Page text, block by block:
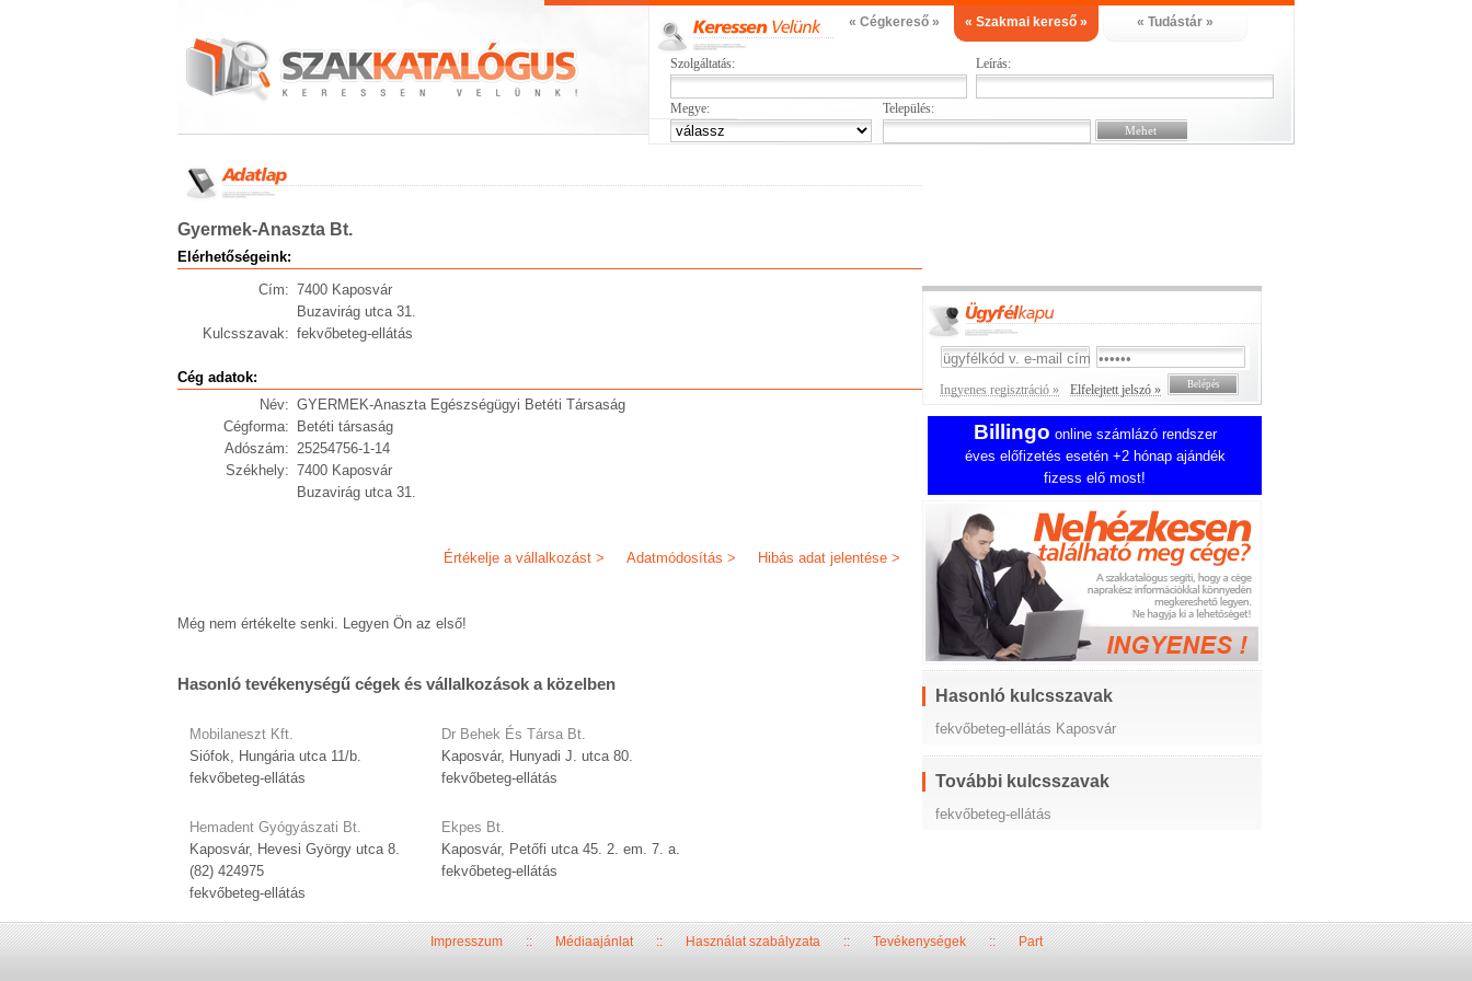
« Cégkereső » « Szakmai kereső » « Tudástár »
Szolgáltatás: Leírás:
Megye: Település:
Gyermek-Anaszta Bt.
Elérhetőségeink:
Cím: 7400 Kaposvár
Buzavirág utca 31.
Kulcsszavak: fekvőbeteg-ellátás
Cég adatok:
Név: GYERMEK-Anaszta Egészségügyi Betéti Társaság
Cégforma:
Betéti társaság
Adószám: 25254756-1-14
Székhely: 7400 Kaposvár
Buzavirág utca 31.
Hibás adat jelentése >
Adatmódosítás >
Értékelje a vállalkozást >
Még nem értékelte senki. Legyen Ön az első!
Hasonló tevékenységű cégek és vállalkozások a közelben
Mobilaneszt Kft.
Siófok, Hungária utca 11/b.
fekvőbeteg-ellátás
Hemadent Gyógyászati Bt.
Kaposvár, Hevesi György utca 8.
(82) 424975
fekvőbeteg-ellátás
Dr Behek És Társa Bt.
Kaposvár, Hunyadi J. utca 80.
fekvőbeteg-ellátás
Ekpes Bt.
Kaposvár, Petőfi utca 45. 2. em. 7. a.
fekvőbeteg-ellátás
Ingyenes regisztráció » Elfelejtett jelszó »
Billingo online számlázó rendszer
éves előfizetés esetén +2 hónap ajándék
fizess elő most!
Hasonló kulcsszavak
fekvőbeteg-ellátás Kaposvár
További kulcsszavak
fekvőbeteg-ellátás
Impresszum::Médiaajánlat::Használat szabályzata::Tevékenységek::Part